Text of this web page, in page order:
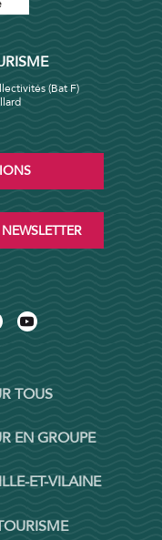
(Bat F)
TOUS
EN GROUPE
ET-VILAINE